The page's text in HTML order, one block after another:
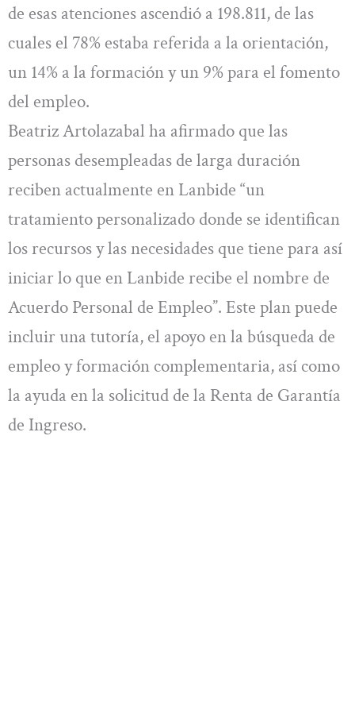
de esas atenciones ascendió a 198.811, de las
cuales el 78% estaba referida a la orientación,
un 14% a la formación y un 9% para el fomento
del empleo.
Beatriz Artolazabal ha afirmado que las
personas desempleadas de larga duración
reciben actualmente en Lanbide “un
tratamiento personalizado donde se identifican
los recursos y las necesidades que tiene para así
iniciar lo que en Lanbide recibe el nombre de
Acuerdo Personal de Empleo”. Este plan puede
incluir una tutoría, el apoyo en la búsqueda de
empleo y formación complementaria, así como
la ayuda en la solicitud de la Renta de Garantía
de Ingreso.